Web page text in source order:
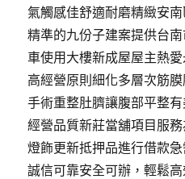
氣觸感佳舒適耐磨精緻安
精準的九份子建案提供台
車使用大樓新成屋屋主熱
高經營原則細化多層次筋
手術重整肚臍讓腹部平整
經營品質新莊當舖項目服
燈飾更新抵押品進行借款
誠信可靠安全可辦，輕鬆